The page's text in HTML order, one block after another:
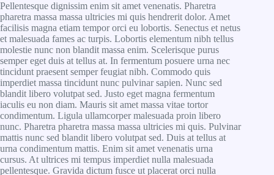
Pellentesque dignissim enim sit amet venenatis. Pharetra
pharetra massa massa ultricies mi quis hendrerit dolor. Amet
facilisis magna etiam tempor orci eu lobortis. Senectus et netus
et malesuada fames ac turpis. Lobortis elementum nibh tellus
molestie nunc non blandit massa enim. Scelerisque purus
semper eget duis at tellus at. In fermentum posuere urna nec
tincidunt praesent semper feugiat nibh. Commodo quis
imperdiet massa tincidunt nunc pulvinar sapien. Nunc sed
blandit libero volutpat sed. Justo eget magna fermentum
iaculis eu non diam. Mauris sit amet massa vitae tortor
condimentum. Ligula ullamcorper malesuada proin libero
nunc. Pharetra pharetra massa massa ultricies mi quis. Pulvinar
mattis nunc sed blandit libero volutpat sed. Duis at tellus at
urna condimentum mattis. Enim sit amet venenatis urna
cursus. At ultrices mi tempus imperdiet nulla malesuada
pellentesque. Gravida dictum fusce ut placerat orci nulla